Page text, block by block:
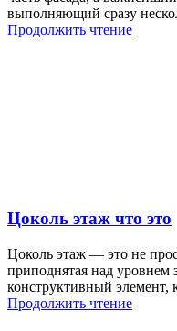
выполняющий сразу
Продолжить чтение
Цоколь этаж что это
Цоколь этаж — это не
приподнятая над
конструктивный элемент,
Продолжить чтение